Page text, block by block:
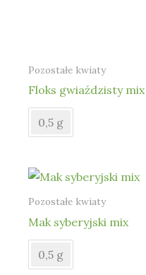
Pozostałe kwiaty
Floks gwiaździsty mix
0,5 g
Pozostałe kwiaty
Mak syberyjski mix
0,5 g